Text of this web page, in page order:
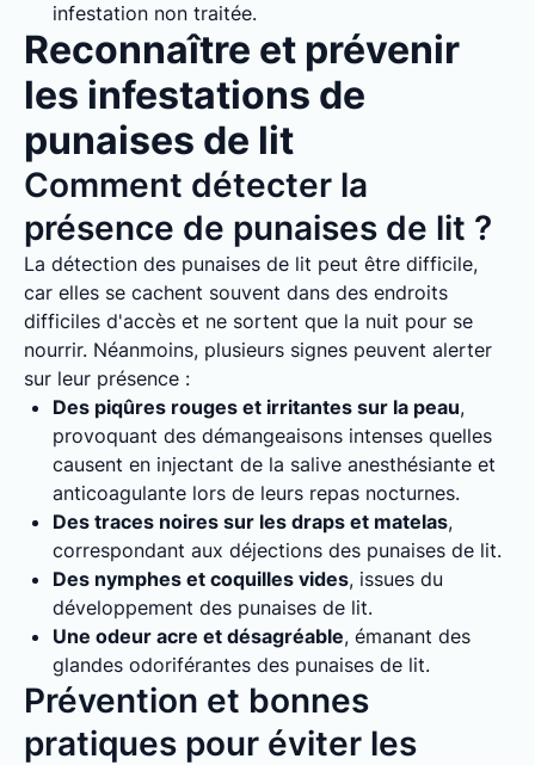
infestation non traitée.
Reconnaître et prévenir
les infestations de
punaises de lit
Comment détecter la
présence de punaises de lit ?
La détection des punaises de lit peut être difficile,
car elles se cachent souvent dans des endroits
difficiles d'accès et ne sortent que la nuit pour se
nourrir. Néanmoins, plusieurs signes peuvent alerter
sur leur présence :
Des piqûres rouges et irritantes sur la peau,
provoquant des démangeaisons intenses quelles
causent en injectant de la salive anesthésiante et
anticoagulante lors de leurs repas nocturnes.
Des traces noires sur les draps et matelas,
correspondant aux déjections des punaises de lit.
Des nymphes et coquilles vides, issues du
développement des punaises de lit.
Une odeur acre et désagréable, émanant des
glandes odoriférantes des punaises de lit.
Prévention et bonnes
pratiques pour éviter les